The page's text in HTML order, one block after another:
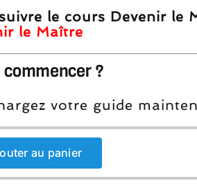
le cours Devenir le
le Maître
commencer ?
votre guide
au panier